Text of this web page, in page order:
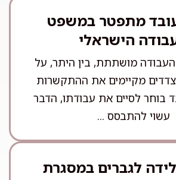
עובד מתפטר במשפט
הישראלי
מושתתת, בין היתר, על
מקיימים את ההתקשרות
בוחר לסיים את עבודתו, הדבר
עשוי להתבסס ...
לגברים במסגרת